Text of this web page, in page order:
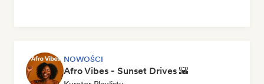
NOWOŚCI
Afro Vibes - Sunset Drives 🌇